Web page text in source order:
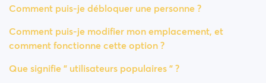
Comment puis-je débloquer une personne ?
Comment puis-je modifier mon emplacement, et
comment fonctionne cette option ?
Que signifie " utilisateurs populaires " ?